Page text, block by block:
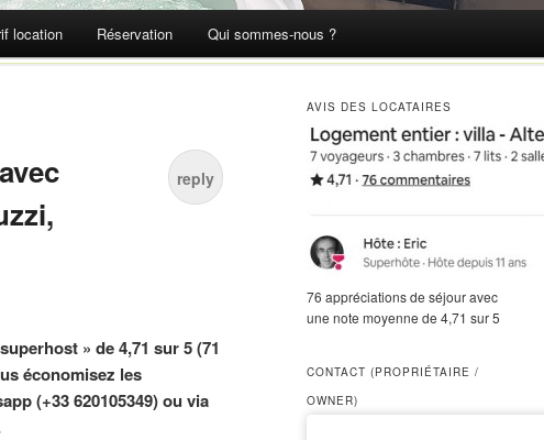
location Réservation Qui sommes-nous ?
reply
» de 4,71 sur 5 (71
économisez les
(+33 620105349) ou via
AVIS DES LOCATAIRES
76 appréciations de séjour avec
une note moyenne de 4,71 sur 5
CONTACT (PROPRIÉTAIRE /
OWNER)